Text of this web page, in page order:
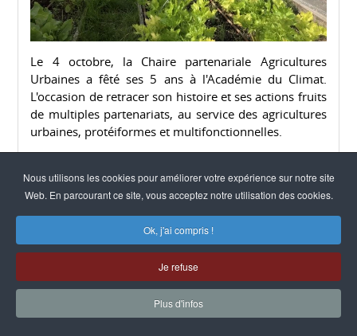
Le 4 octobre, la Chaire partenariale Agricultures
Urbaines a fêté ses 5 ans à l'Académie du Climat.
L'occasion de retracer son histoire et ses actions fruits
de multiples partenariats, au service des agricultures
urbaines, protéiformes et multifonctionnelles.
11 octobre 2023
Nous utilisons les cookies pour améliorer votre expérience sur notre site
Web. En parcourant ce site, vous acceptez notre utilisation des cookies.
Ok, j'ai compris !
Je refuse
Plus d'infos